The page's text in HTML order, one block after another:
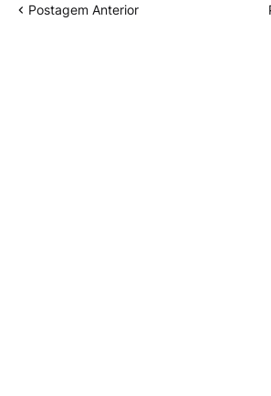
Postagem Anterior